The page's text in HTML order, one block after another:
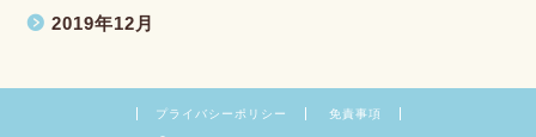
2019年12月
プライバシーポリシー 免責事項